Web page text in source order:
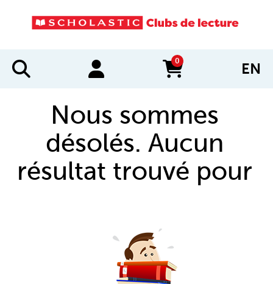
0
items in cart EN
Nous sommes
désolés. Aucun
résultat trouvé pour